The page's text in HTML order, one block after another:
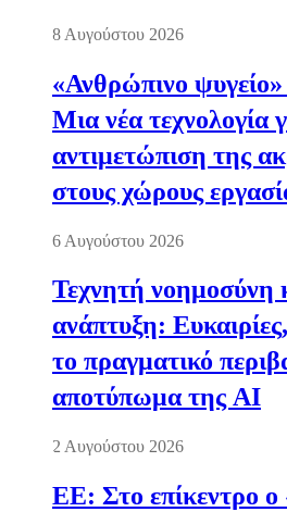
8 Αυγούστου 2026
«Ανθρώπινο
Μια νέα τεχνολογία
αντιμετώπιση της
στους χώρους
6 Αυγούστου 2026
Τεχνητή νοημοσύνη
ανάπτυξη:
το πραγματικό
αποτύπωμα της AI
2 Αυγούστου 2026
ΕΕ: Στο επίκεντρο ο